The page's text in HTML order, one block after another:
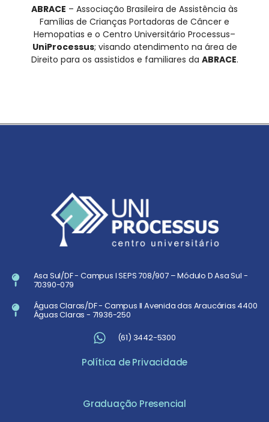
ABRACE – Associação Brasileira de Assistência às
Famílias de Crianças Portadoras de Câncer e
Hemopatias e o Centro Universitário Processus–
UniProcessus; visando atendimento na área de
Direito para os assistidos e familiares da ABRACE.
Asa Sul/DF - Campus I SEPS 708/907 – Módulo D Asa Sul -
70390-079
Águas Claras/DF - Campus II Avenida das Araucárias 4400
Águas Claras - 71936-250
(61) 3442-5300
Política de Privacidade
Graduação Presencial